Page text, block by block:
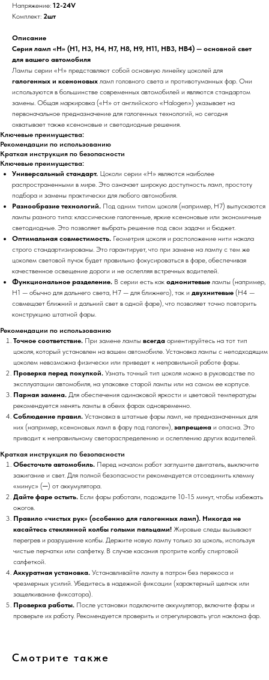
Напряжение: 12-24V
Комплект: 2шт
Описание
Серия ламп «H» (H1, H3, H4, H7, H8, H9, H11, HB3, HB4) — основной свет
для вашего автомобиля
Лампы серии «H» представляют собой основную линейку цоколей для
галогенных и ксеноновых ламп головного света и противотуманных фар. Они
используются в большинстве современных автомобилей и являются стандартом
замены. Общая маркировка («H» от английского «Halogen») указывает на
первоначальное предназначение для галогенных технологий, но сегодня
охватывает также ксеноновые и светодиодные решения.
Ключевые преимущества:
Рекомендации по использованию
Краткая инструкция по безопасности
Ключевые преимущества:
Универсальный стандарт. Цоколи серии «H» являются наиболее
распространенными в мире. Это означает широкую доступность ламп, простоту
подбора и замены практически для любого автомобиля.
Разнообразие технологий. Под одним типом цоколя (например, H7) выпускаются
лампы разного типа: классические галогенные, яркие ксеноновые или экономичные
светодиодные. Это позволяет выбрать решение под свои задачи и бюджет.
Оптимальная совместимость. Геометрия цоколя и расположение нити накала
строго стандартизированы. Это гарантирует, что при замене на лампу с тем же
цоколем световой пучок будет правильно фокусироваться в фаре, обеспечивая
качественное освещение дороги и не ослепляя встречных водителей.
Функциональное разделение. В серии есть как однонитевые лампы (например,
H1 — обычно для дальнего света, H7 — для ближнего), так и двухнитевые (H4 —
совмещает ближний и дальний свет в одной фаре), что позволяет точно повторить
конструкцию штатной фары.
Рекомендации по использованию
Точное соответствие. При замене лампы всегда ориентируйтесь на тот тип
цоколя, который установлен на вашем автомобиле. Установка лампы с неподходящим
цоколем невозможна физически или приведет к неправильной работе фары.
Проверка перед покупкой. Узнать точный тип цоколя можно в руководстве по
эксплуатации автомобиля, на упаковке старой лампы или на самом ее корпусе.
Парная замена. Для обеспечения одинаковой яркости и цветовой температуры
рекомендуется менять лампы в обеих фарах одновременно.
Соблюдение правил. Установка в штатные фары ламп, не предназначенных для
них (например, ксеноновых ламп в фару под галоген), запрещена и опасна. Это
приводит к неправильному светораспределению и ослеплению других водителей.
Краткая инструкция по безопасности
Обесточьте автомобиль. Перед началом работ заглушите двигатель, выключите
зажигание и свет. Для полной безопасности рекомендуется отсоединить клемму
«минус» (─) от аккумулятора.
Дайте фаре остыть. Если фары работали, подождите 10-15 минут, чтобы избежать
ожогов.
Правило «чистых рук» (особенно для галогенных ламп). Никогда не
касайтесь стеклянной колбы голыми пальцами! Жировые следы вызывают
перегрев и разрушение колбы. Держите новую лампу только за цоколь, используя
чистые перчатки или салфетку. В случае касания протрите колбу спиртовой
салфеткой.
Аккуратная установка. Устанавливайте лампу в патрон без перекоса и
чрезмерных усилий. Убедитесь в надежной фиксации (характерный щелчок или
защелкивание фиксатора).
Проверка работы. После установки подключите аккумулятор, включите фары и
проверьте их работу. Рекомендуется проверить и отрегулировать угол наклона фар.
Смотрите также